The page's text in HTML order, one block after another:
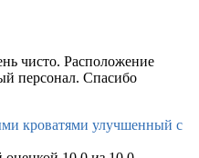
чисто. Расположение
персонал. Спасибо
кроватями улучшенный с